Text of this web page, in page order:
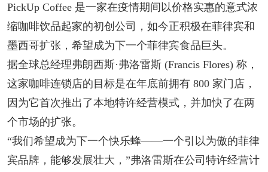
PickUp Coffee 是一家在疫情期间以价格实惠的意式浓
缩咖啡饮品起家的初创公司，如今正积极在菲律宾和
墨西哥扩张，希望成为下一个菲律宾食品巨头。
据全球总经理弗朗西斯·弗洛雷斯 (Francis Flores) 称，
这家咖啡连锁店的目标是在年底前拥有 800 家门店，
因为它首次推出了本地特许经营模式，并加快了在两
个市场的扩张。
“我们希望成为下一个快乐蜂——一个引以为傲的菲律
宾品牌，能够发展壮大，”弗洛雷斯在公司特许经营计